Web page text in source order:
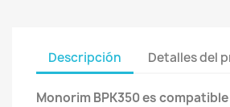
Descripción Detalles del
Monorim BPK350 es